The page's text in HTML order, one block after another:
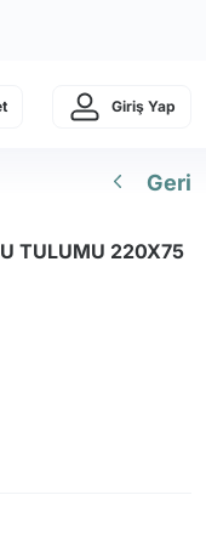
Giriş Yap
Geri
TULUMU 220X75